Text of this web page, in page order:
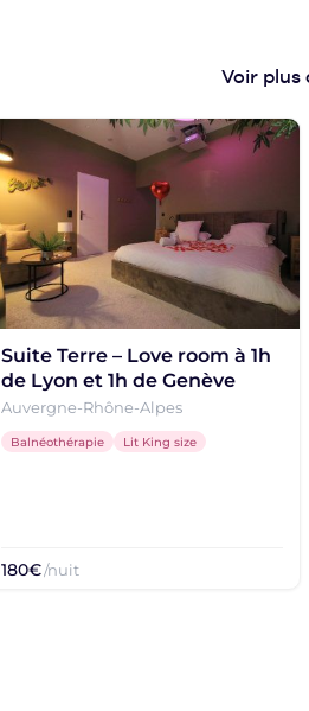
Voir plus
Suite Terre – Love room à 1h
de Lyon et 1h de Genève
Auvergne-Rhône-Alpes
Balnéothérapie Lit King size
180€/nuit